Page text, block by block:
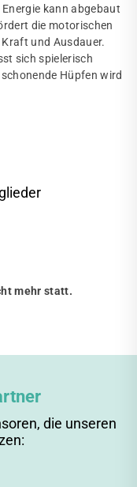
kann abgebaut
die motorischen
und Ausdauer.
sich spielerisch
Hüpfen wird
mehr statt.
die unseren